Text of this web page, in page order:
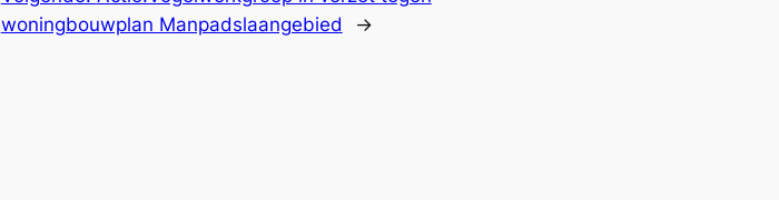
woningbouwplan Manpadslaangebied
→